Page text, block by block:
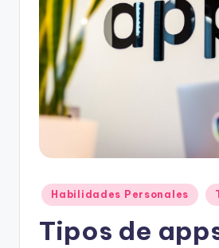
Publicado
en
Habilidades Personales
Tipos de